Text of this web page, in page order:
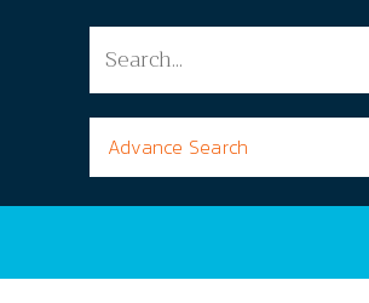
Advance Search